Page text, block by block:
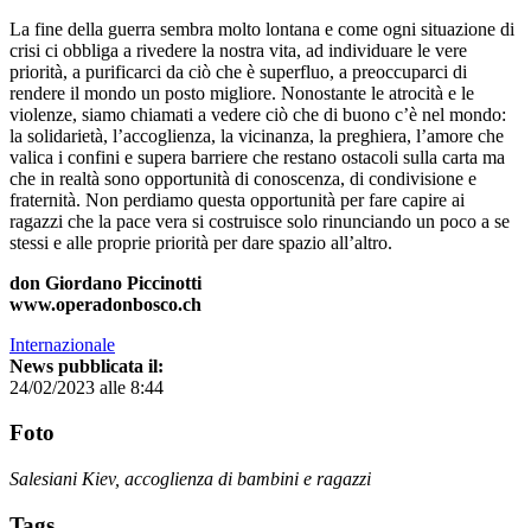
La fine della guerra sembra molto lontana e come ogni situazione di
crisi ci obbliga a rivedere la nostra vita, ad individuare le vere
priorità, a purificarci da ciò che è superfluo, a preoccuparci di
rendere il mondo un posto migliore. Nonostante le atrocità e le
violenze, siamo chiamati a vedere ciò che di buono c’è nel mondo:
la solidarietà, l’accoglienza, la vicinanza, la preghiera, l’amore che
valica i confini e supera barriere che restano ostacoli sulla carta ma
che in realtà sono opportunità di conoscenza, di condivisione e
fraternità. Non perdiamo questa opportunità per fare capire ai
ragazzi che la pace vera si costruisce solo rinunciando un poco a se
stessi e alle proprie priorità per dare spazio all’altro.
don Giordano Piccinotti
www.operadonbosco.ch
Internazionale
News pubblicata il:
24/02/2023 alle 8:44
Foto
Salesiani Kiev, accoglienza di bambini e ragazzi